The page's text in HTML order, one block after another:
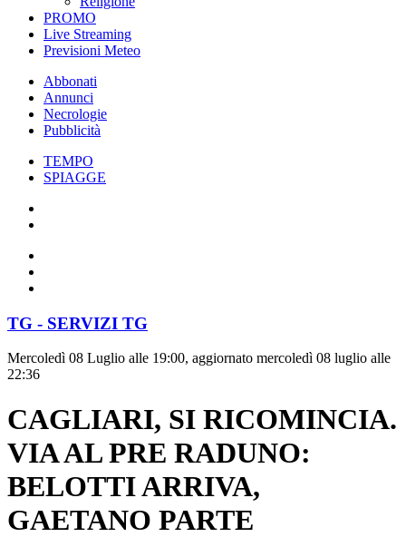
PROMO
Live Streaming
Previsioni Meteo
Abbonati
Annunci
Necrologie
Pubblicità
TEMPO
SPIAGGE
TG - SERVIZI TG
Mercoledì 08 Luglio alle 19:00, aggiornato mercoledì 08 luglio alle
22:36
CAGLIARI, SI RICOMINCIA.
VIA AL PRE RADUNO:
BELOTTI ARRIVA,
GAETANO PARTE